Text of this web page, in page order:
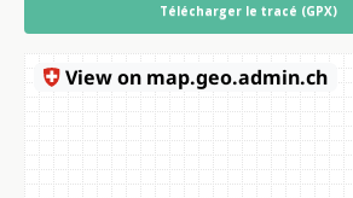
Télécharger le tracé (GPX)